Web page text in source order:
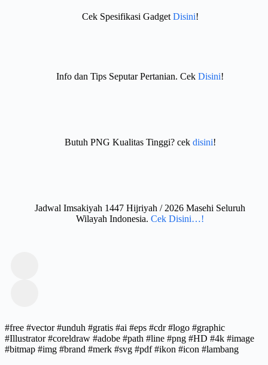
Cek Spesifikasi Gadget Disini!
Info dan Tips Seputar Pertanian. Cek Disini!
Butuh PNG Kualitas Tinggi? cek disini!
Jadwal Imsakiyah 1447 Hijriyah / 2026 Masehi Seluruh
Wilayah Indonesia. Cek Disini…!
#free #vector #unduh #gratis #ai #eps #cdr #logo #graphic
#Illustrator #coreldraw #adobe #path #line #png #HD #4k #image
#bitmap #img #brand #merk #svg #pdf #ikon #icon #lambang